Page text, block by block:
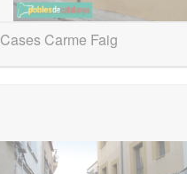
Cases Carme Faig